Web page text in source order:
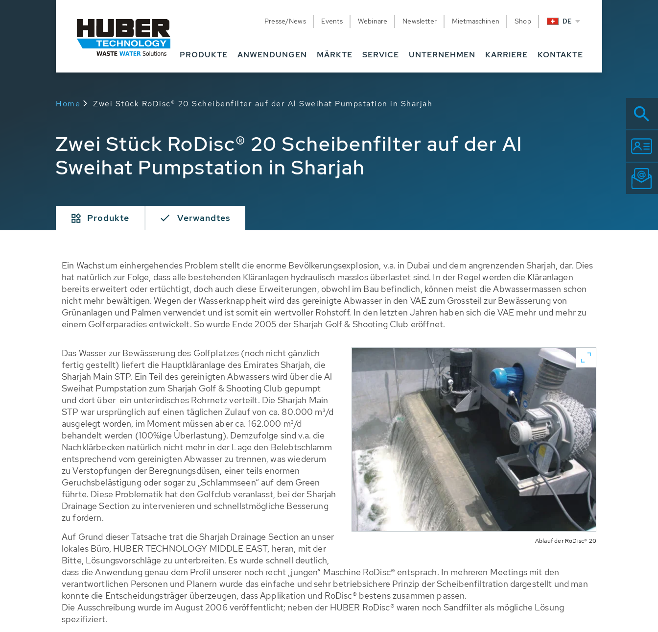
Presse/News Events Webinare Newsletter Mietmaschinen Shop DE
PRODUKTE ANWENDUNGEN MÄRKTE SERVICE UNTERNEHMEN KARRIERE KONTAKTE
Home Zwei Stück RoDisc® 20 Scheibenfilter auf der Al Sweihat Pumpstation in Sharjah
Zwei Stück RoDisc® 20 Scheibenfilter auf der Al
Sweihat Pumpstation in Sharjah
Produkte Verwandtes
Ein Wachstum einhergehendes Problem stellt die enorme Bevölkerungsexplosion, v.a. in Dubai und dem angrenzenden Sharjah, dar. Dies
hat natürlich zur Folge, dass alle bestehenden Kläranlagen hydraulisch masslos überlastet sind. In der Regel werden die Kläranlagen
bereits erweitert oder ertüchtigt, doch auch diese Erweiterungen, obwohl im Bau befindlich, können meist die Abwassermassen schon
nicht mehr bewältigen. Wegen der Wasserknappheit wird das gereinigte Abwasser in den VAE zum Grossteil zur Bewässerung von
Grünanlagen und Palmen verwendet und ist somit ein wertvoller Rohstoff. In den letzten Jahren haben sich die VAE mehr und mehr zu
einem Golferparadies entwickelt. So wurde Ende 2005 der Sharjah Golf & Shooting Club eröffnet.
Ablauf der RoDisc® 20
Das Wasser zur Bewässerung des Golfplatzes (noch nicht gänzlich
fertig gestellt) liefert die Hauptkläranlage des Emirates Sharjah, die
Sharjah Main STP. Ein Teil des gereinigten Abwassers wird über die Al
Sweihat Pumpstation zum Sharjah Golf & Shooting Club gepumpt
und dort über ein unterirdisches Rohrnetz verteilt. Die Sharjah Main
STP war ursprünglich auf einen täglichen Zulauf von ca. 80.000 m³/d
ausgelegt worden, im Moment müssen aber ca. 162.000 m³/d
behandelt werden (100%ige Überlastung). Demzufolge sind v.a. die
Nachklärbecken natürlich nicht mehr in der Lage den Belebtschlamm
entsprechend vom gereinigten Abwasser zu trennen, was wiederum
zu Verstopfungen der Beregnungsdüsen, einer teils enormen
Geruchsbelästigung oder sogar zu „Schlammseen“ auf dem Green
führte. Diese Problematik hat den Golfclub veranlasst, bei der Sharjah
Drainage Section zu intervenieren und schnellstmögliche Besserung
zu fordern.
Auf Grund dieser Tatsache trat die Sharjah Drainage Section an unser
lokales Büro, HUBER TECHNOLOGY MIDDLE EAST, heran, mit der
Bitte, Lösungsvorschläge zu unterbreiten. Es wurde schnell deutlich,
dass die Anwendung genau dem Profil unserer noch recht „jungen“ Maschine RoDisc® entsprach. In mehreren Meetings mit den
verantwortlichen Personen und Planern wurde das einfache und sehr betriebsichere Prinzip der Scheibenfiltration dargestellt und man
konnte die Entscheidungsträger überzeugen, dass Applikation und RoDisc® bestens zusammen passen.
Die Ausschreibung wurde im August 2006 veröffentlicht; neben der HUBER RoDisc® waren noch Sandfilter als mögliche Lösung
spezifiziert.